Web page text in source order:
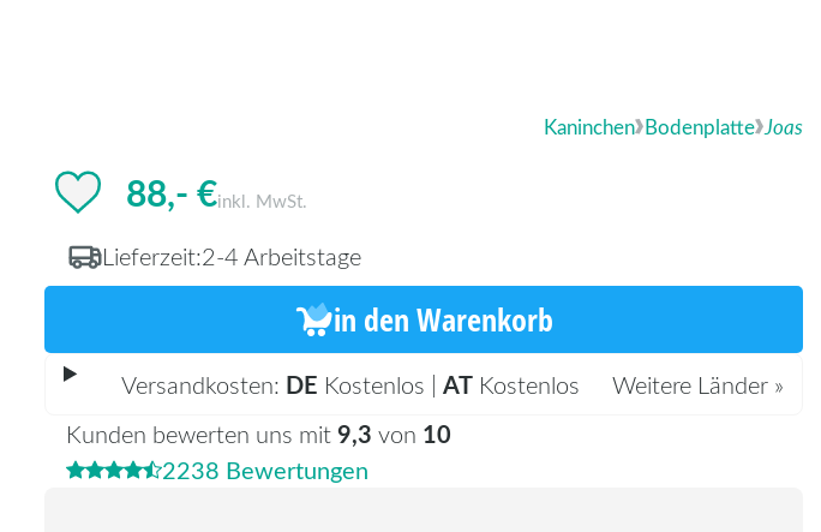
Kaninchen Bodenplatte Joas
88,- €inkl. MwSt.
Lieferzeit:2-4 Arbeitstage
in den Warenkorb
Versandkosten: DE Kostenlos |AT Kostenlos
Weitere Länder »
Kunden bewerten uns mit9,3 von 10
2238 Bewertungen